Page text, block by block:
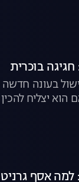
בעונה
הוא יצליח